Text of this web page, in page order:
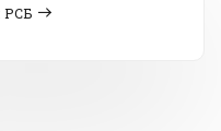
РСБ